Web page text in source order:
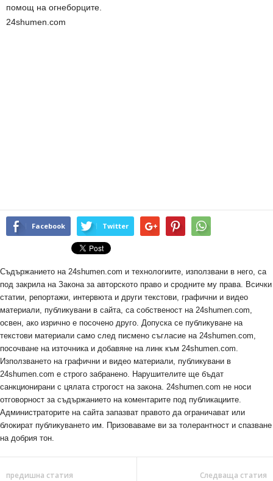
помощ на огнеборците.
24shumen.com
Facebook Twitter
Съдържанието на 24shumen.com и технологиите, използвани в него, са
под закрила на Закона за авторското право и сродните му права. Всички
статии, репортажи, интервюта и други текстови, графични и видео
материали, публикувани в сайта, са собственост на 24shumen.com,
освен, ако изрично е посочено друго. Допуска се публикуване на
текстови материали само след писмено съгласие на 24shumen.com,
посочване на източника и добавяне на линк към 24shumen.com.
Използването на графични и видео материали, публикувани в
24shumen.com е строго забранено. Нарушителите ще бъдат
санкционирани с цялата строгост на закона. 24shumen.com не носи
отговорност за съдържанието на коментарите под публикациите.
Администраторите на сайта запазват правото да ограничават или
блокират публикуването им. Призоваваме ви за толерантност и спазване
на добрия тон.
предишна статия Следваща статия